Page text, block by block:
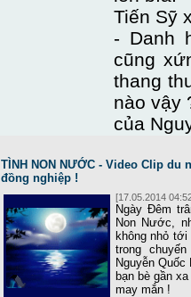
Tiến Sỹ
- Danh
cũng
thang
nào vậy
của
TÌNH NON NƯỚC - Video Clip du
đồng nghiệp !
[17.05.2014
Ngày Đêm
Non Nước,
không nhỏ
trong
Nguyễn
bạn bè gần
may mắn !